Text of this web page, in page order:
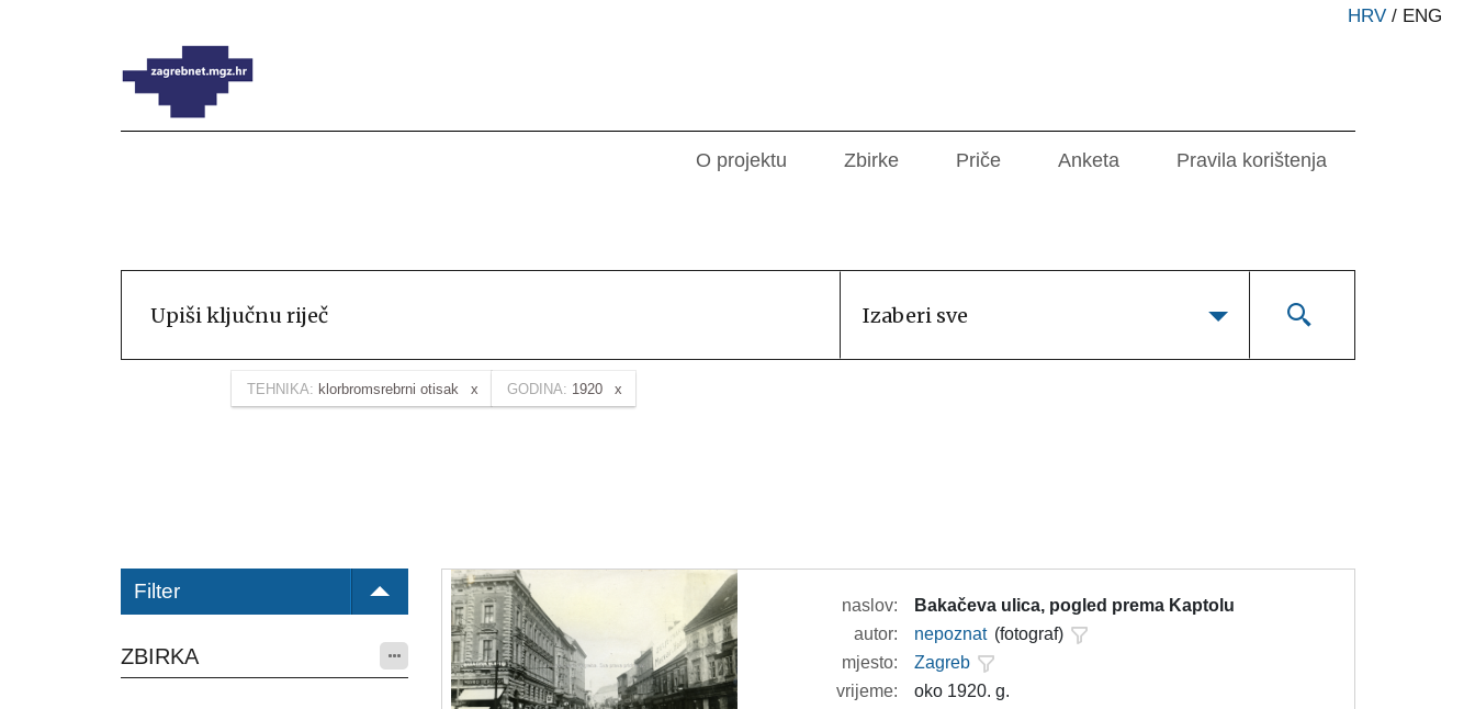
HRV / ENG
O projektu Zbirke Priče Anketa Pravila korištenja
Izaberi sve
TEHNIKA: klorbromsrebrni otisak GODINA: 1920
Filter
ZBIRKA
naslov:
Bakačeva ulica, pogled prema Kaptolu
autor:
nepoznat (fotograf)
mjesto:
Zagreb
vrijeme:
oko 1920. g.